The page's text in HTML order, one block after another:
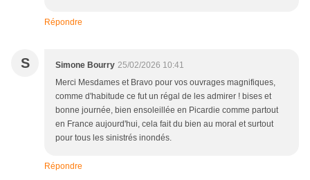
Répondre
S Simone Bourry 25/02/2026 10:41
Merci Mesdames et Bravo pour vos ouvrages magnifiques,
comme d'habitude ce fut un régal de les admirer ! bises et
bonne journée, bien ensoleillée en Picardie comme partout
en France aujourd'hui, cela fait du bien au moral et surtout
pour tous les sinistrés inondés.
Répondre